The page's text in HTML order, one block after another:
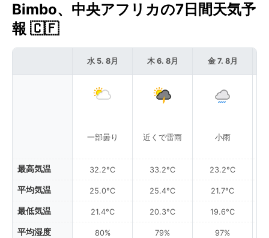
Bimbo、中央アフリカの7日間天気予
報 🇨🇫
最高気温
平均気温
最低気温
平均湿度
水 5. 8月
一部曇り
32.2°C
25.0°C
21.4°C
80%
木 6. 8月
近くで雷雨
33.2°C
25.4°C
20.3°C
79%
金 7. 8月
小雨
23.2°C
21.7°C
19.6°C
97%